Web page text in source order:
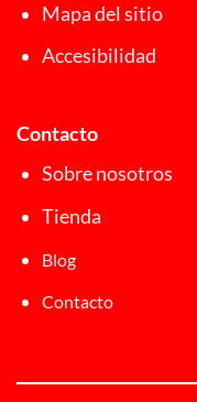
Mapa del sitio
Accesibilidad
Contacto
Sobre nosotros
Tienda
Blog
Contacto